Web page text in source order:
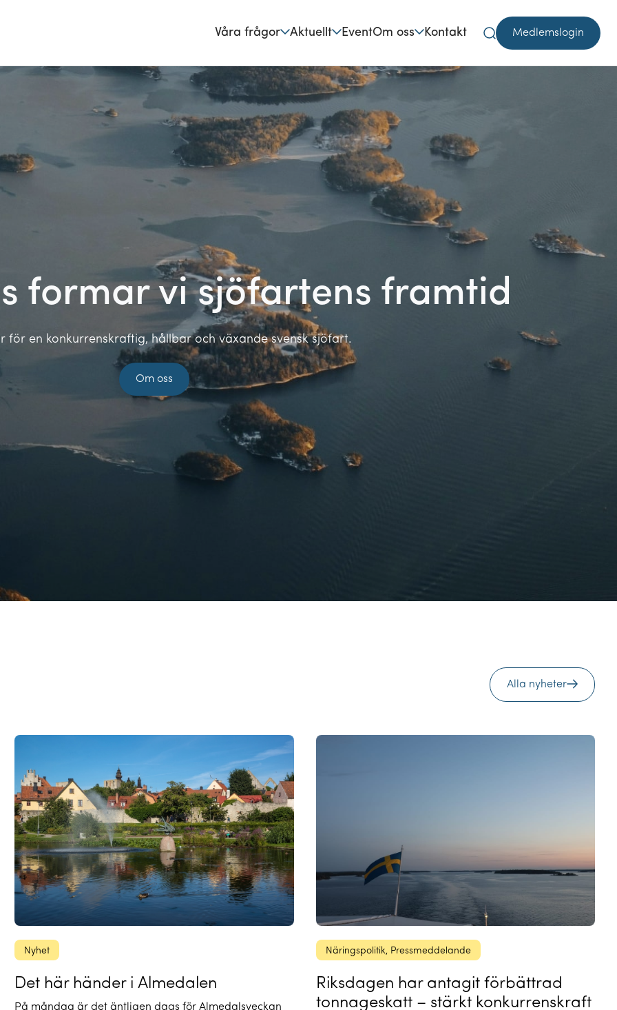
Våra frågor Aktuellt EventOm oss Kontakt Sök Medlemslogin
formar vi sjöfartens framtid
för en konkurrenskraftig, hållbar och växande svensk sjöfart.
Om oss
Alla nyheter
Nyhet
Det här händer i Almedalen
På måndag är det äntligen dags för Almedalsveckan
Näringspolitik, Pressmeddelande
Riksdagen har antagit förbättrad
tonnageskatt – stärkt konkurrenskraft